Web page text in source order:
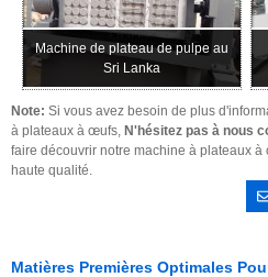
Machine de plateau de pulpe au
Sri Lanka
Note: Si vous avez besoin de plus
à plateaux à œufs, N'hésitez pas à nous
faire découvrir notre machine à plateaux
haute qualité.
Matières Premières Optimales